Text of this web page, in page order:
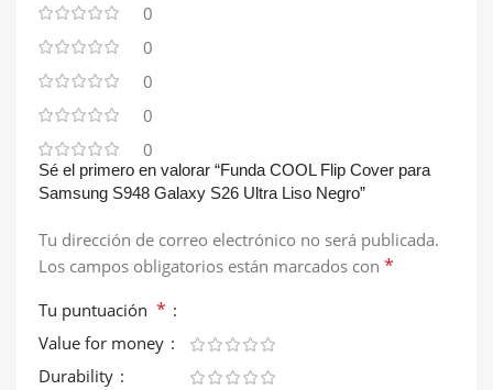
0
0
0
0
0
Sé el primero en valorar “Funda COOL Flip Cover para
Samsung S948 Galaxy S26 Ultra Liso Negro”
Tu dirección de correo electrónico no será publicada.
Los campos obligatorios están marcados con *
Tu puntuación *
Value for money
Durability